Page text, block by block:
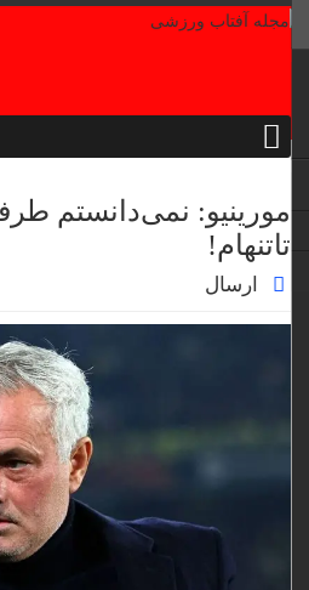
مورینیو: نمی‌دانستم
تاتنهام!
ارسال